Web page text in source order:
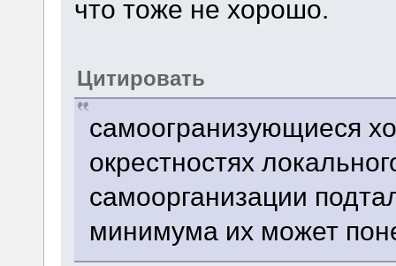
что тоже не хорошо.
Цитировать
самоогранизующиеся
окрестностях
самоорганизации
минимума их может